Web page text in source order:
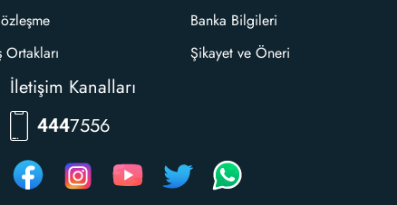
Ortakları
Banka Bilgileri
Şikayet ve Öneri
İletişim Kanalları
444RKLM